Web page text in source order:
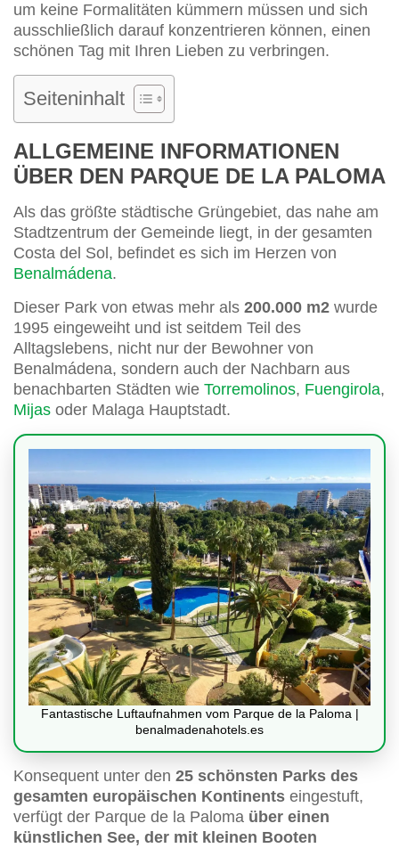
um keine Formalitäten kümmern müssen und sich
ausschließlich darauf konzentrieren können, einen
schönen Tag mit Ihren Lieben zu verbringen.
Seiteninhalt
ALLGEMEINE INFORMATIONEN
ÜBER DEN PARQUE DE LA PALOMA
Als das größte städtische Grüngebiet, das nahe am
Stadtzentrum der Gemeinde liegt, in der gesamten
Costa del Sol, befindet es sich im Herzen von
Benalmádena.
Dieser Park von etwas mehr als 200.000 m2 wurde
1995 eingeweiht und ist seitdem Teil des
Alltagslebens, nicht nur der Bewohner von
Benalmádena, sondern auch der Nachbarn aus
benachbarten Städten wie Torremolinos, Fuengirola,
Mijas oder Malaga Hauptstadt.
Fantastische Luftaufnahmen vom Parque de la Paloma |
benalmadenahotels.es
Konsequent unter den 25 schönsten Parks des
gesamten europäischen Kontinents eingestuft,
verfügt der Parque de la Paloma über einen
künstlichen See, der mit kleinen Booten